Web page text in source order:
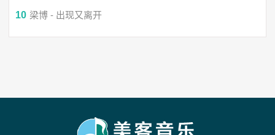
再看空山 积雪一方
凡尽穷途 但拍剑破长空
10 梁博 - 出现又离开